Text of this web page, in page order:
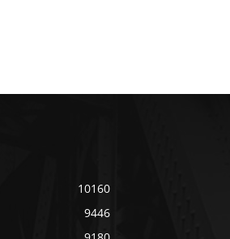
10160
9446